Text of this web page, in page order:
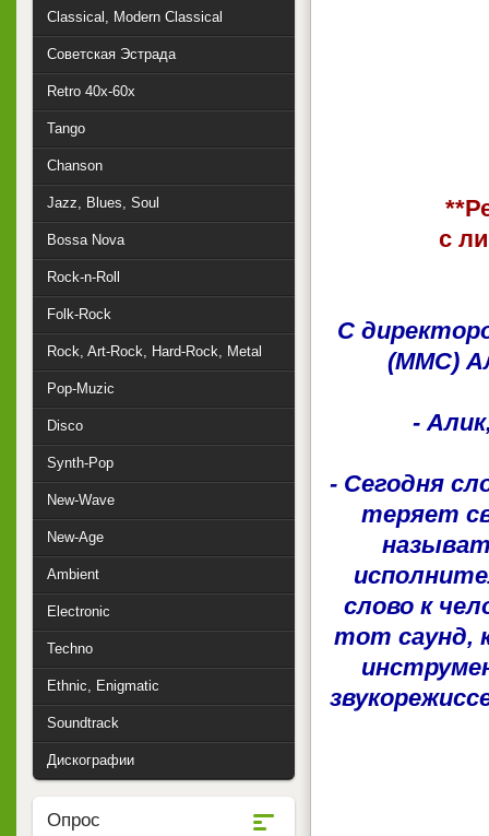
с
С
(ММС)
-
- Сегодня
теряет
слово к
тот саунд,
Classical, Modern Classical
Советская Эстрада
Retro 40x-60x
Tango
Chanson
Jazz, Blues, Soul
Bossa Nova
Rock-n-Roll
Folk-Rock
Rock, Art-Rock, Hard-Rock, Metal
Pop-Muzic
Disco
Synth-Pop
New-Wave
New-Age
Ambient
Electronic
Techno
Ethnic, Enigmatic
Soundtrack
Дискографии
Опрос